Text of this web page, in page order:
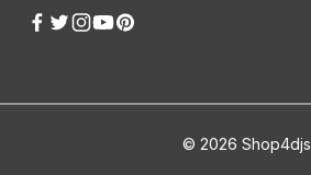
© 2026 Shop4djs